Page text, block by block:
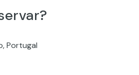
Portugal